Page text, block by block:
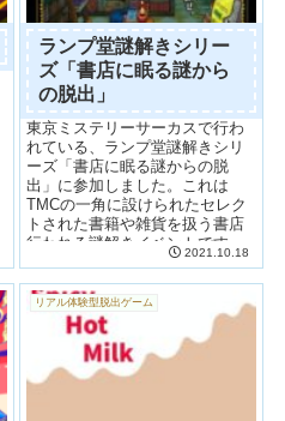
ランプ堂謎解きシリー
ズ「書店に眠る謎から
の脱出」
東京ミステリーサーカスで行わ
れている、ランプ堂謎解きシリ
ーズ「書店に眠る謎からの脱
出」に参加しました。これは
TMCの一角に設けられたセレク
トされた書籍や雑貨を扱う書店
行われる謎解きイベントです。
キットを受け取って、書店の内
外にある「物語の...
2021.10.18
リアル体験型脱出ゲーム